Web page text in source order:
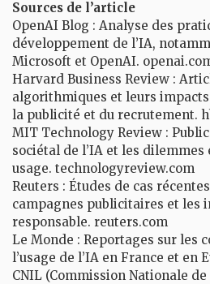
Sources de l’article
OpenAI Blog : Analyse des
développement de l’IA,
Microsoft et OpenAI.
Harvard Business Review :
algorithmiques et leurs
la publicité et du recrutement.
MIT Technology Review :
sociétal de l’IA et les dilemmes
usage. technologyreview.com
Reuters : Études de cas
campagnes publicitaires et les
responsable. reuters.com
Le Monde : Reportages sur les
l’usage de l’IA en France et en
CNIL (Commission Nationale